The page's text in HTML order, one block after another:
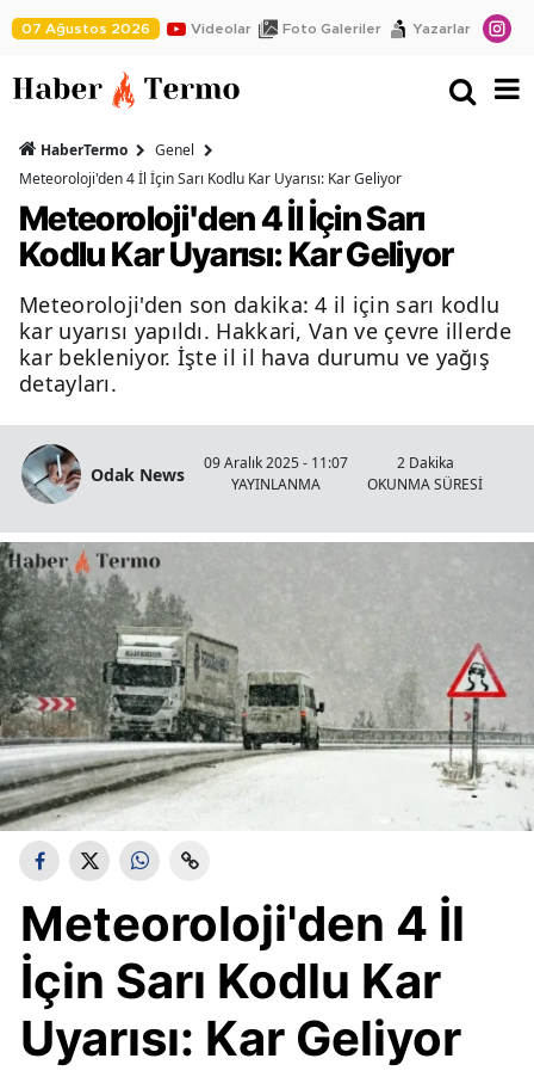
07 Ağustos 2026 Videolar Foto Galeriler Yazarlar
HaberTermo
Genel
Meteoroloji'den 4 İl İçin Sarı Kodlu Kar Uyarısı: Kar Geliyor
Meteoroloji'den 4 İl İçin Sarı
Kodlu Kar Uyarısı: Kar Geliyor
Meteoroloji'den son dakika: 4 il için sarı kodlu
kar uyarısı yapıldı. Hakkari, Van ve çevre illerde
kar bekleniyor. İşte il il hava durumu ve yağış
detayları.
Odak News
09 Aralık 2025 - 11:07
YAYINLANMA
2 Dakika
OKUNMA SÜRESİ
Meteoroloji'den 4 İl
İçin Sarı Kodlu Kar
Uyarısı: Kar Geliyor